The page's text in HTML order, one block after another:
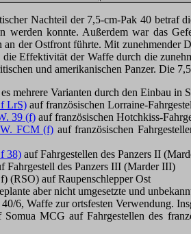
Nachteil der 7,5-cm-Pak 40 betraf
werden konnte. Außerdem war das
an der Ostfront führte. Mit zunehmender
Effektivität der Waffe durch die
und amerikanischen Panzer. Die
mehrere Varianten durch den Einbau in
LrS) auf französischen Lorraine-
39 (f) auf französischen Hotchkiss-
FCM (f) auf französischen
38) auf Fahrgestellen des Panzers II
Fahrgestell des Panzers III (Marder III)
(RSO) auf Raupenschlepper Ost
aber nicht umgesetzte und
6, Waffe zur ortsfesten Verwendung.
MCG auf Fahrgestellen des